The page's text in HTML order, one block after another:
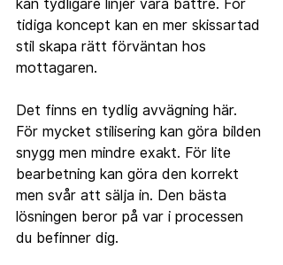
kan tydligare linjer vara bättre. För
tidiga koncept kan en mer skissartad
stil skapa rätt förväntan hos
mottagaren.
Det finns en tydlig avvägning här.
För mycket stilisering kan göra bilden
snygg men mindre exakt. För lite
bearbetning kan göra den korrekt
men svår att sälja in. Den bästa
lösningen beror på var i processen
du befinner dig.